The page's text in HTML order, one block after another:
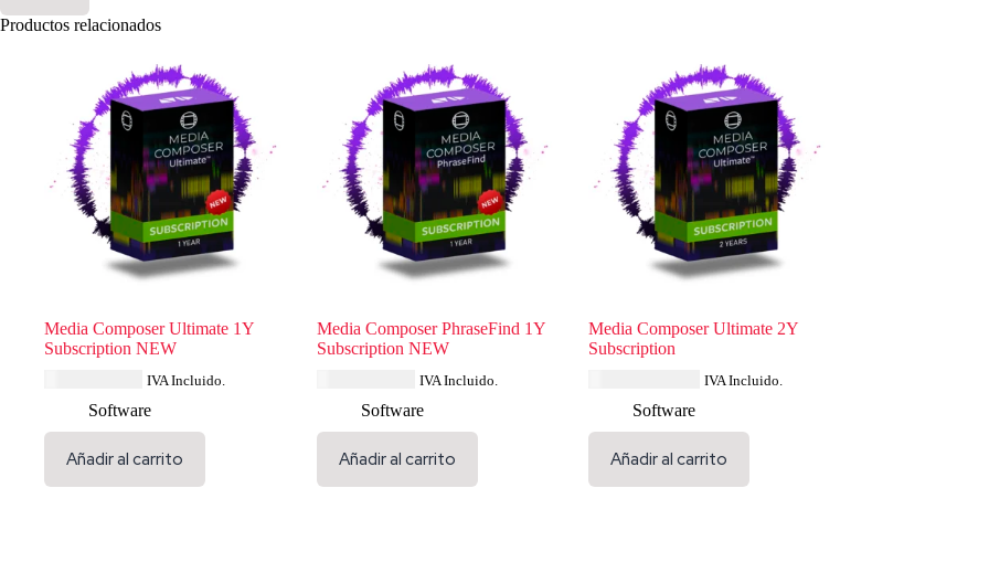
Productos relacionados
Media Composer Ultimate 1Y
Subscription NEW
IVA Incluido.
Software
Añadir al carrito
Media Composer PhraseFind 1Y
Subscription NEW
IVA Incluido.
Software
Añadir al carrito
Media Composer Ultimate 2Y
Subscription
IVA Incluido.
Software
Añadir al carrito